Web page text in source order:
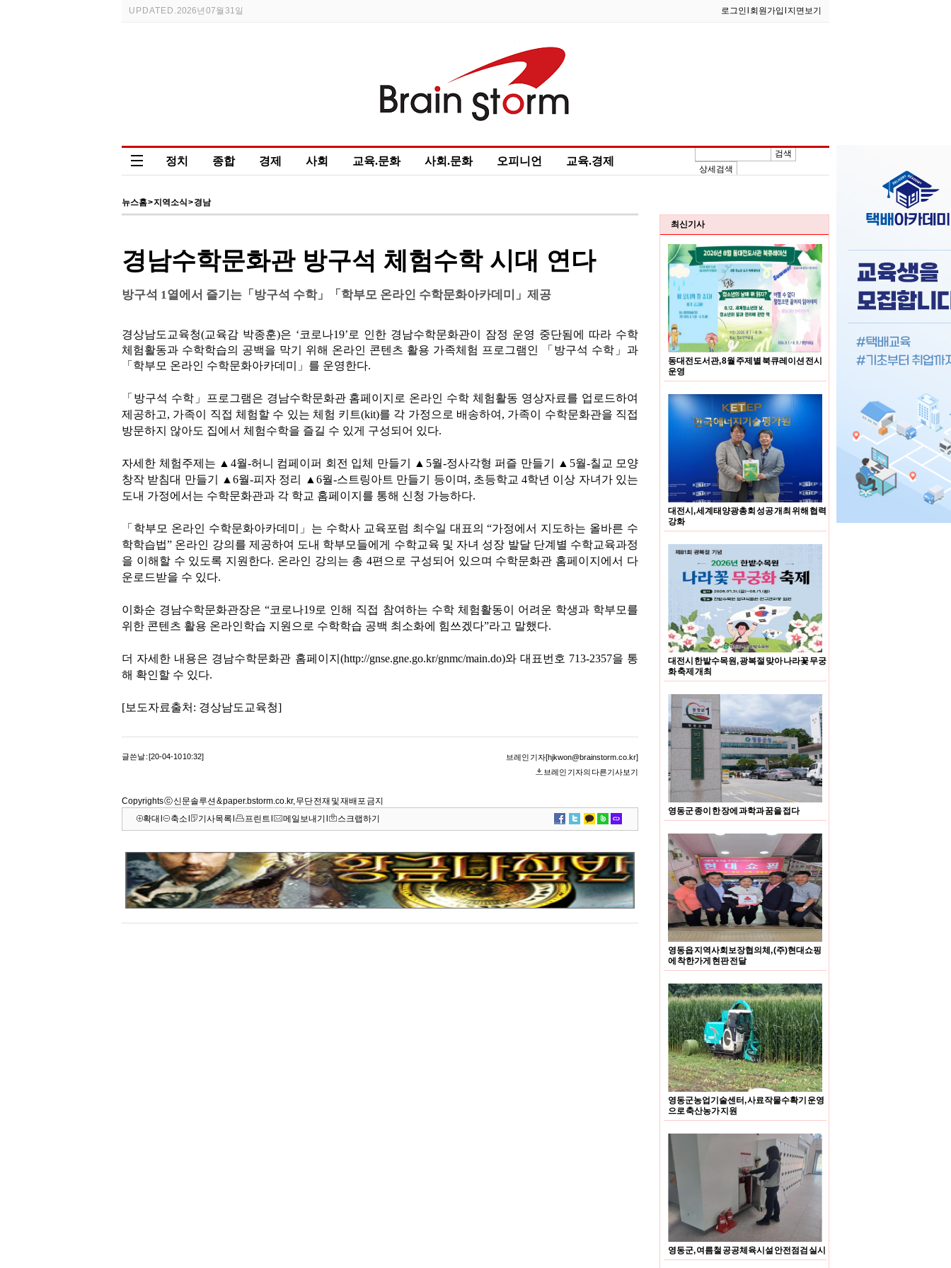
UPDATED.2026년 07월 31일 로그인 회원가입 지면보기
검색
상세검색
정치 종합 경제 사회 교육.문화 사회.문화 오피니언 교육.경제
학술일정 Korean Studies Report 정치.경제 Project Review test 12345 시흥뉴스 삭제테스트 인터뷰
뉴스홈>지역소식>경남
경남수학문화관 방구석 체험수학 시대 연다
방구석 1열에서 즐기는「방구석 수학」「학부모 온라인 수학문화아카데미」제공
경상남도교육청(교육감 박종훈)은 ‘코로나19’로 인한 경남수학문화관이 잠정 운영 중단됨에 따라 수학
체험활동과 수학학습의 공백을 막기 위해 온라인 콘텐츠 활용 가족체험 프로그램인 「방구석 수학」과
「학부모 온라인 수학문화아카데미」를 운영한다.
「방구석 수학」프로그램은 경남수학문화관 홈페이지로 온라인 수학 체험활동 영상자료를 업로드하여
제공하고, 가족이 직접 체험할 수 있는 체험 키트(kit)를 각 가정으로 배송하여, 가족이 수학문화관을 직접
방문하지 않아도 집에서 체험수학을 즐길 수 있게 구성되어 있다.
자세한 체험주제는 ▲4월-허니 컴페이퍼 회전 입체 만들기 ▲5월-정사각형 퍼즐 만들기 ▲5월-칠교 모양
창작 받침대 만들기 ▲6월-피자 정리 ▲6월-스트링아트 만들기 등이며, 초등학교 4학년 이상 자녀가 있는
도내 가정에서는 수학문화관과 각 학교 홈페이지를 통해 신청 가능하다.
「학부모 온라인 수학문화아카데미」는 수학사 교육포럼 최수일 대표의 “가정에서 지도하는 올바른 수
학학습법” 온라인 강의를 제공하여 도내 학부모들에게 수학교육 및 자녀 성장 발달 단계별 수학교육과정
을 이해할 수 있도록 지원한다. 온라인 강의는 총 4편으로 구성되어 있으며 수학문화관 홈페이지에서 다
운로드받을 수 있다.
이화순 경남수학문화관장은 “코로나19로 인해 직접 참여하는 수학 체험활동이 어려운 학생과 학부모를
위한 콘텐츠 활용 온라인학습 지원으로 수학학습 공백 최소화에 힘쓰겠다”라고 말했다.
더 자세한 내용은 경남수학문화관 홈페이지(http://gnse.gne.go.kr/gnmc/main.do)와 대표번호 713-2357을 통
해 확인할 수 있다.
[보도자료출처: 경상남도교육청]
글쓴날 : [20-04-10 10:32]
브레인 기자[hjkwon@brainstorm.co.kr]
브레인 기자의 다른기사보기
Copyrights ⓒ 신문솔루션 & paper.bstorm.co.kr, 무단 전재 및 재배포 금지
확대
축소 기사목록 프린트 메일보내기 스크랩하기
최신기사
동대전도서관, 8월 주제별 북큐레이션 전시
운영
대전시, 세계태양광총회 성공 개최 위해 협력
강화
대전시 한밭수목원, 광복절 맞아 나라꽃 무궁
화 축제 개최
영동군 종이 한 장에 과학과 꿈을 접다
영동읍 지역사회보장협의체, (주)현대쇼핑
에 착한가게 현판 전달
영동군농업기술센터, 사료작물수확기 운영
으로 축산농가 지원
영동군, 여름철 공공체육시설 안전점검 실시